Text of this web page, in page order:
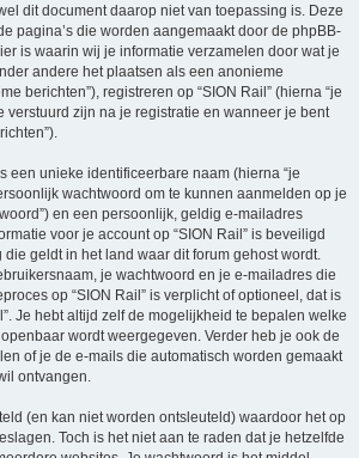
dit document daarop niet van toepassing is. Deze
pagina’s die worden aangemaakt door de phpBB-
is waarin wij je informatie verzamelen door wat je
andere het plaatsen als een anonieme
berichten”), registreren op “SION Rail” (hierna “je
verstuurd zijn na je registratie en wanneer je bent
een unieke identificeerbare naam (hierna “je
wachtwoord om te kunnen aanmelden op je
en een persoonlijk, geldig e-mailadres
voor je account op “SION Rail” is beveiligd
geldt in het land waar dit forum gehost wordt.
je wachtwoord en je e-mailadres die
op “SION Rail” is verplicht of optioneel, dat is
Je hebt altijd zelf de mogelijkheid te bepalen welke
wordt weergegeven. Verder heb je ook de
of je de e-mails die automatisch worden gemaakt
ontvangen.
(en kan niet worden ontsleuteld) waardoor het op
Toch is het niet aan te raden dat je hetzelfde